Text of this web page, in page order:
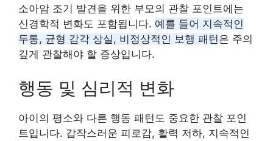
소아암 조기 발견을 위한 부모의 관찰 포인트에는
신경학적 변화도 포함됩니다. 예를 들어 지속적인
두통, 균형 감각 상실, 비정상적인 보행 패턴은 주의
깊게 관찰해야 할 증상입니다.
행동 및 심리적 변화
아이의 평소와 다른 행동 패턴도 중요한 관찰 포인
트입니다. 갑작스러운 피로감, 활력 저하, 지속적인